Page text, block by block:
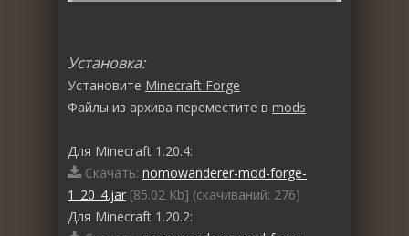
Установка:
Установите Minecraft Forge
Файлы из архива переместите в mods
Для Minecraft 1.20.4:
Скачать: nomowanderer-mod-forge-
1_20_4.jar [85.02 Kb] (cкачиваний: 276)
Для Minecraft 1.20.2: